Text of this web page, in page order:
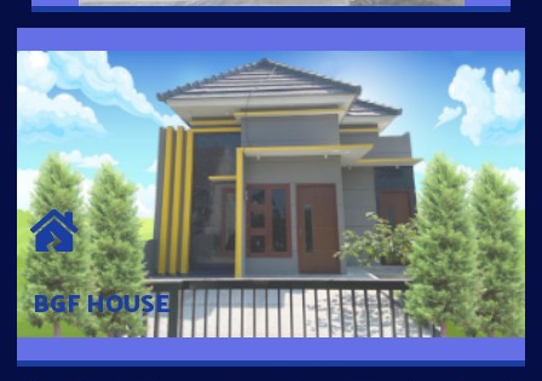
BGF HOUSE
BGF HOUSE
Hunian Mewah Pusat Kota dengan fasilitas Free Desain, Dapur,
Parkir Mobil dengan 3 Kamar Tidur dan 2 Kamar Mandi.